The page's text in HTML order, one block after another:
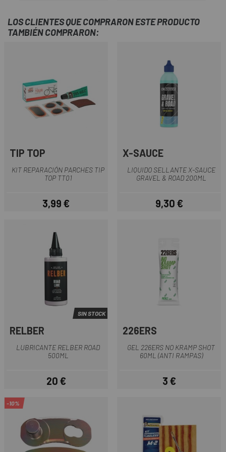
LOS CLIENTES QUE COMPRARON ESTE PRODUCTO
TAMBIÉN COMPRARON:
TIP TOP
KIT REPARACIÓN PARCHES TIP
TOP TT01
Precio
3,99 €
X-SAUCE
LIQUIDO SELLANTE X-SAUCE
GRAVEL & ROAD 200ML
Precio
9,30 €
SIN STOCK
RELBER
LUBRICANTE RELBER ROAD
500ML
Precio
20 €
226ERS
GEL 226ERS NO KRAMP SHOT
60ML (ANTI RAMPAS)
Precio
3 €
-10%